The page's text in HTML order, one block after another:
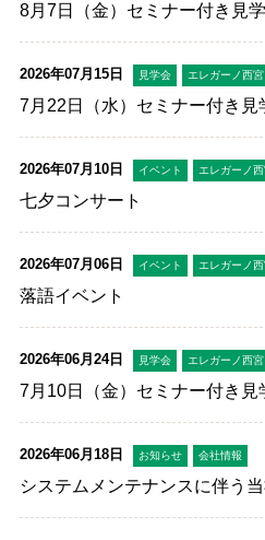
8月7日（金）セミナー付き見
2026年07月15日 見学会 エレガーノ西宮
7月22日（水）セミナー付き見
2026年07月10日 イベント エレガーノ
七夕コンサート
2026年07月06日 イベント エレガーノ
落語イベント
2026年06月24日 見学会 エレガーノ西宮
7月10日（金）セミナー付き見
2026年06月18日 お知らせ 会社情報
システムメンテナンスに伴う